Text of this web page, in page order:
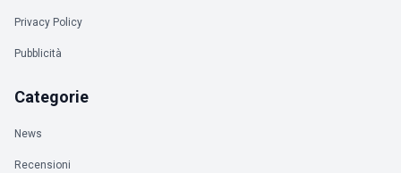
Privacy Policy
Pubblicità
Categorie
News
Recensioni